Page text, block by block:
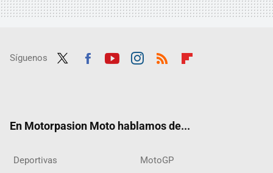
Síguenos
En Motorpasion Moto hablamos de...
Deportivas MotoGP